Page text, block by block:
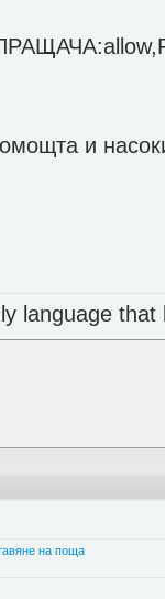
и
language
на поща